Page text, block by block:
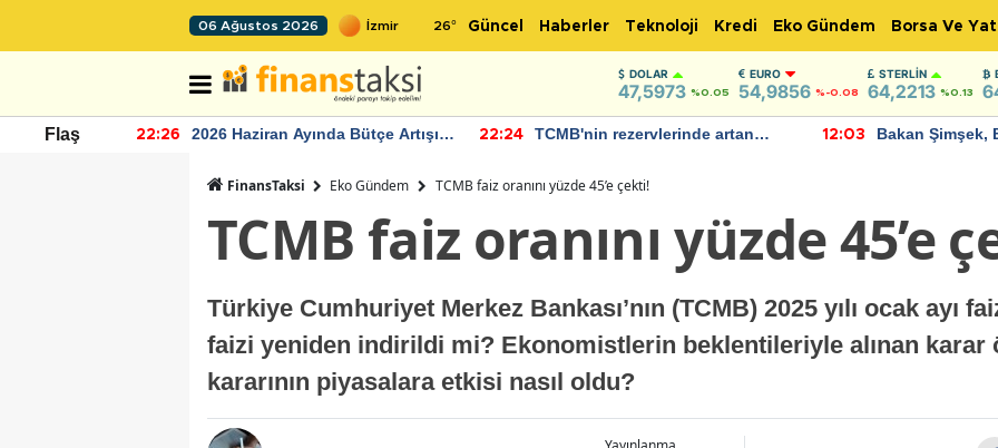
06 Ağustos 2026 26° Güncel Haberler Teknoloji Kredi Eko Gündem Borsa Ve
DOLAR
47,5973 %0.05
EURO
54,9856 %-0.08
STERLIN
64,2213 %0.13
Flaş 22:26
2026 Haziran Ayında Bütçe Artışı
22:24
TCMB'nin rezervlerinde artan
12:03
Bakan Şimşek,
FinansTaksi Eko Gündem TCMB faiz oranını yüzde 45’e çekti!
TCMB faiz oranını yüzde 45’e
Türkiye Cumhuriyet Merkez Bankası’nın (TCMB) 2025 yılı ocak ayı
faizi yeniden indirildi mi? Ekonomistlerin beklentileriyle alınan karar
kararının piyasalara etkisi nasıl oldu?